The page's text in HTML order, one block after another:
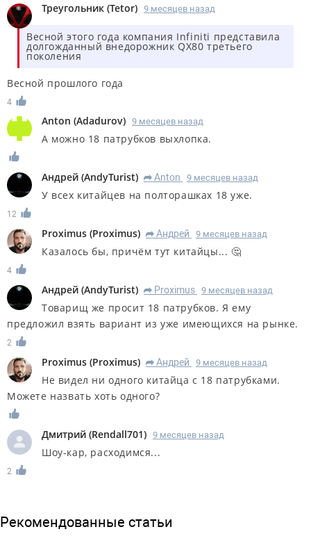
Треугольник (Tetor) 9 месяцев назад
Весной этого года компания Infiniti представила
долгожданный внедорожник QX80 третьего
поколения
Весной прошлого года
4
Anton (Adadurov) 9 месяцев назад
А можно 18 патрубков выхлопка.
Андрей (AndyTurist) R Anton 9 месяцев назад
У всех китайцев на полторашках 18 уже.
12
Proximus (Proximus) R Андрей 9 месяцев назад
Казалось бы, причём тут китайцы... 🤔
4
Андрей (AndyTurist) R Proximus 9 месяцев назад
Товарищ же просит 18 патрубков. Я ему
предложил взять вариант из уже имеющихся на рынке.
2
Proximus (Proximus) R Андрей 9 месяцев назад
Не видел ни одного китайца с 18 патрубками.
Можете назвать хоть одного?
Дмитрий (Rendall701) 9 месяцев назад
Шоу-кар, расходимся...
2
Рекомендованные статьи